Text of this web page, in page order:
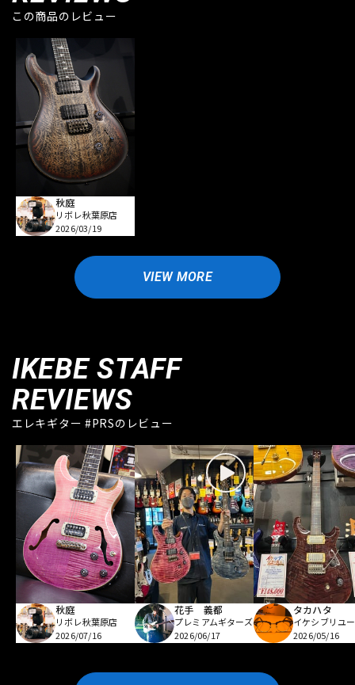
この商品のレビュー
秋庭
リボレ秋葉原店
2026/03/19
VIEW MORE
IKEBE STAFF
REVIEWS
エレキギター #PRSのレビュー
秋庭
リボレ秋葉原店
2026/07/16
花手 義都
プレミアムギターズ
2026/06/17
タカハタ
イケシブリユ
2026/05/16